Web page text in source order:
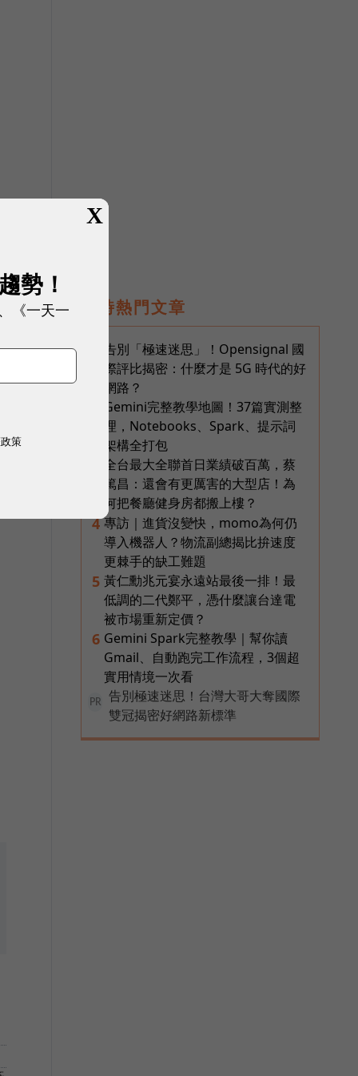
即時熱門文章
告別「極速迷思」！Opensignal 國
際評比揭密：什麼才是 5G 時代的好
網路？
Gemini完整教學地圖！37篇實測整
理，Notebooks、Spark、提示詞
架構全打包
全台最大全聯首日業績破百萬，蔡
篤昌：還會有更厲害的大型店！為
何把餐廳健身房都搬上樓？
4 專訪｜進貨沒變快，momo為何仍
導入機器人？物流副總揭比拚速度
更棘手的缺工難題
5 黃仁勳兆元宴永遠站最後一排！最
低調的二代鄭平，憑什麼讓台達電
被市場重新定價？
6 Gemini Spark完整教學｜幫你讀
Gmail、自動跑完工作流程，3個超
實用情境一次看
PR
告別極速迷思！台灣大哥大奪國際
雙冠揭密好網路新標準
X
勢！
《一天一
策